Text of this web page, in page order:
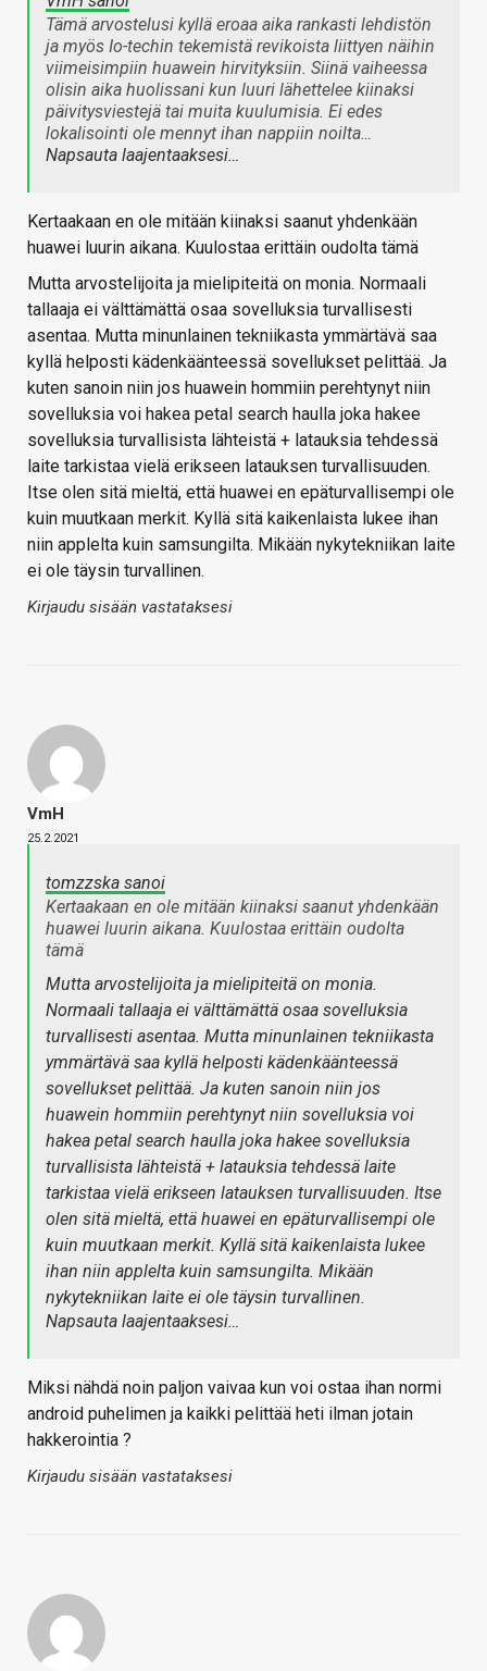
Tämä arvostelusi kyllä eroaa aika rankasti lehdistön
ja myös Io-techin tekemistä revikoista liittyen näihin
viimeisimpiin huawein hirvityksiin. Siinä vaiheessa
olisin aika huolissani kun luuri lähettelee kiinaksi
päivitysviestejä tai muita kuulumisia. Ei edes
lokalisointi ole mennyt ihan nappiin noilta…
Napsauta laajentaaksesi…
Kertaakaan en ole mitään kiinaksi saanut yhdenkään
huawei luurin aikana. Kuulostaa erittäin oudolta tämä
Mutta arvostelijoita ja mielipiteitä on monia. Normaali
tallaaja ei välttämättä osaa sovelluksia turvallisesti
asentaa. Mutta minunlainen tekniikasta ymmärtävä saa
kyllä helposti kädenkäänteessä sovellukset pelittää. Ja
kuten sanoin niin jos huawein hommiin perehtynyt niin
sovelluksia voi hakea petal search haulla joka hakee
sovelluksia turvallisista lähteistä + latauksia tehdessä
laite tarkistaa vielä erikseen latauksen turvallisuuden.
Itse olen sitä mieltä, että huawei en epäturvallisempi ole
kuin muutkaan merkit. Kyllä sitä kaikenlaista lukee ihan
niin applelta kuin samsungilta. Mikään nykytekniikan laite
ei ole täysin turvallinen.
Kirjaudu sisään vastataksesi
VmH
25.2.2021
tomzzska sanoi
Kertaakaan en ole mitään kiinaksi saanut yhdenkään
huawei luurin aikana. Kuulostaa erittäin oudolta
tämä
Mutta arvostelijoita ja mielipiteitä on monia.
Normaali tallaaja ei välttämättä osaa sovelluksia
turvallisesti asentaa. Mutta minunlainen tekniikasta
ymmärtävä saa kyllä helposti kädenkäänteessä
sovellukset pelittää. Ja kuten sanoin niin jos
huawein hommiin perehtynyt niin sovelluksia voi
hakea petal search haulla joka hakee sovelluksia
turvallisista lähteistä + latauksia tehdessä laite
tarkistaa vielä erikseen latauksen turvallisuuden. Itse
olen sitä mieltä, että huawei en epäturvallisempi ole
kuin muutkaan merkit. Kyllä sitä kaikenlaista lukee
ihan niin applelta kuin samsungilta. Mikään
nykytekniikan laite ei ole täysin turvallinen.
Napsauta laajentaaksesi…
Miksi nähdä noin paljon vaivaa kun voi ostaa ihan normi
android puhelimen ja kaikki pelittää heti ilman jotain
hakkerointia ?
Kirjaudu sisään vastataksesi